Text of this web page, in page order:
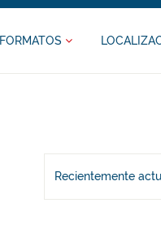
FORMATOS
Recientemente